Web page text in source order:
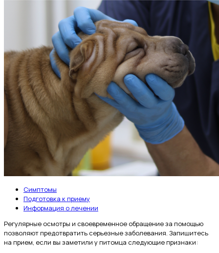
Симптомы
Подготовка к приему
Информация о лечении
Регулярные осмотры и своевременное обращение за помощью
позволяют предотвратить серьезные заболевания. Запишитесь
на прием, если вы заметили у питомца следующие признаки: